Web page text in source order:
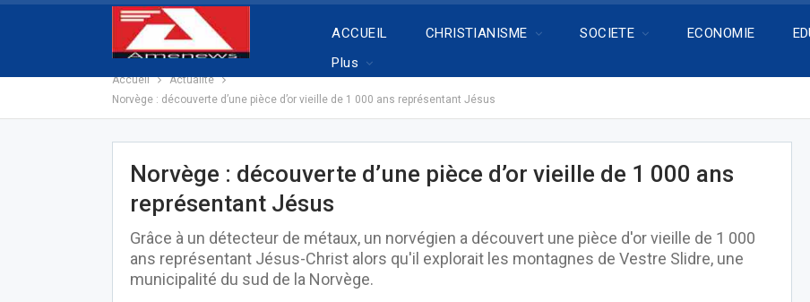
ACCUEIL CHRISTIANISME SOCIETE ECONOMIE
Plus
Accueil
Actualité
Norvège : découverte d’une pièce d’or vieille de 1 000 ans représentant Jésus
Norvège : découverte d’une pièce d’or vieille de 1 000 ans
représentant Jésus
Grâce à un détecteur de métaux, un norvégien a découvert une pièce d'or vieille de 1 000
ans représentant Jésus-Christ alors qu'il explorait les montagnes de Vestre Slidre, une
municipalité du sud de la Norvège.